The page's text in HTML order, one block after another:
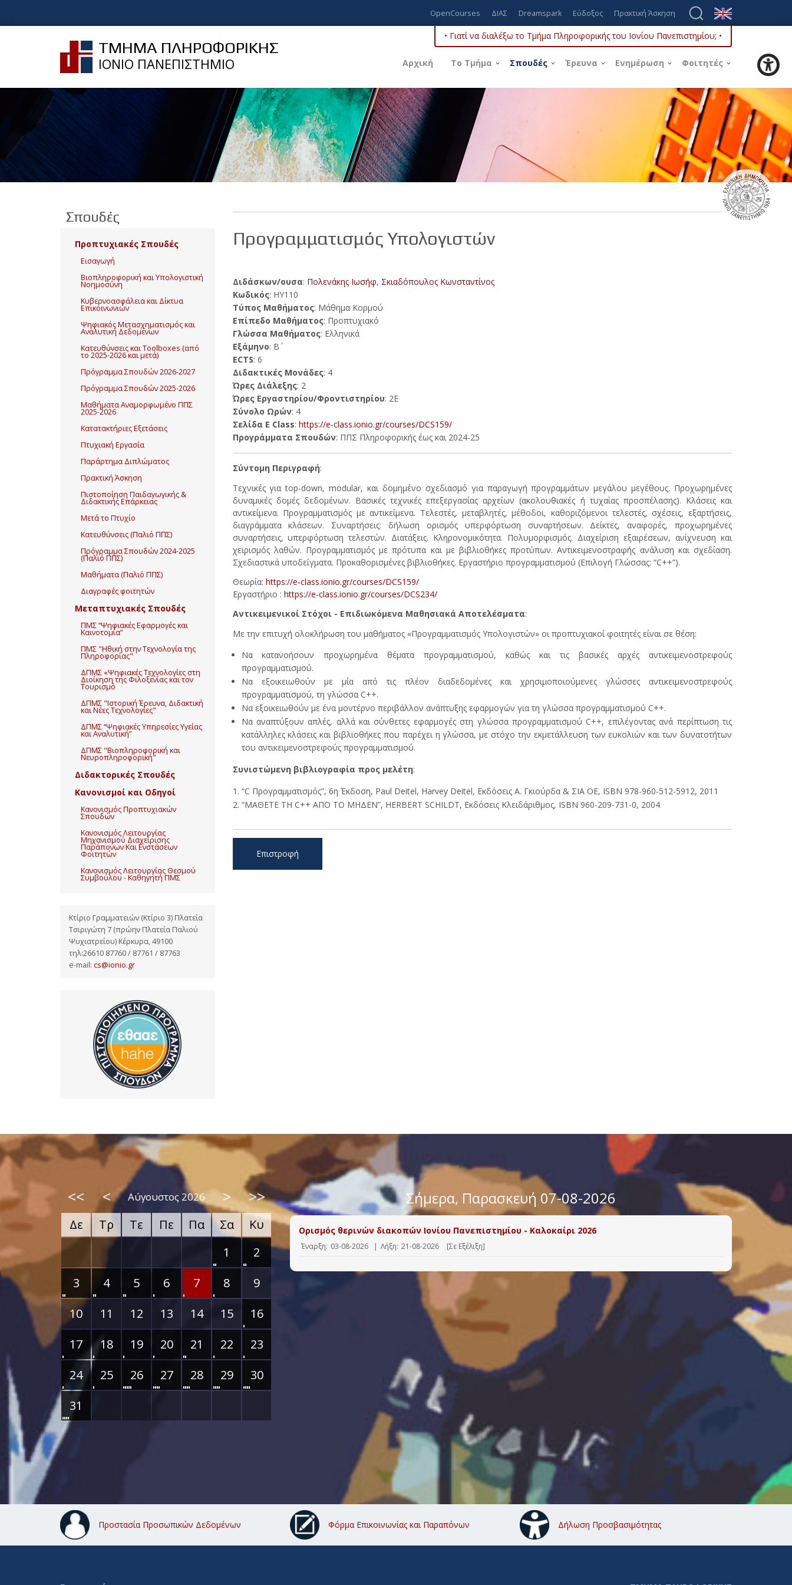
OpenCourses ΔΙΑΣ Dreamspark Εύδοξος Πρακτική Άσκηση
ΤΜΗΜΑ ΠΛΗΡΟΦΟΡΙΚΗΣ
ΙΟΝΙΟ ΠΑΝΕΠΙΣΤΗΜΙΟ
• Γιατί να διαλέξω το Τμήμα Πληροφορικής του Ιονίου Πανεπιστημίου; •
Αρχική Το Τμήμα Σπουδές Έρευνα Ενημέρωση Φοιτητές
Προγραμματισμός Υπολογιστών
Διδάσκων/ουσα: Πολενάκης Ιωσήφ, Σκιαδόπουλος Κωνσταντίνος
Κωδικός: ΗΥ110
Τύπος Μαθήματος: Μάθημα Κορμού
Επίπεδο Μαθήματος: Προπτυχιακό
Γλώσσα Μαθήματος: Ελληνικά
Εξάμηνο: Β΄
ECTS: 6
Διδακτικές Μονάδες: 4
Ώρες Διάλεξης: 2
Ώρες Εργαστηρίου/Φροντιστηρίου: 2Ε
Σύνολο Ωρών: 4
Σελίδα E Class: https://e-class.ionio.gr/courses/DCS159/
Προγράμματα Σπουδών: ΠΠΣ Πληροφορικής έως και 2024-25
Σύντομη Περιγραφή:
Τεχνικές για top-down, modular, και δομημένο σχεδιασμό για παραγωγή προγραμμάτων μεγάλου μεγέθους. Προχωρημένες
δυναμικές δομές δεδομένων. Βασικές τεχνικές επεξεργασίας αρχείων (ακολουθιακές ή τυχαίας προσπέλασης). Κλάσεις και
αντικείμενα. Προγραμματισμός με αντικείμενα. Τελεστές, μεταβλητές, μέθοδοι, καθοριζόμενοι τελεστές, σχέσεις, εξαρτήσεις,
διαγράμματα κλάσεων. Συναρτήσεις: δήλωση ορισμός υπερφόρτωση συναρτήσεων. Δείκτες, αναφορές, προχωρημένες
συναρτήσεις, υπερφόρτωση τελεστών. Διατάξεις. Κληρονομικότητα. Πολυμορφισμός. Διαχείριση εξαιρέσεων, ανίχνευση και
χειρισμός λαθών. Προγραμματισμός με πρότυπα και με βιβλιοθήκες προτύπων. Αντικειμενοστραφής ανάλυση και σχεδίαση.
Σχεδιαστικά υποδείγματα. Προκαθορισμένες βιβλιοθήκες. Εργαστήριο προγραμματισμού (Επιλογή Γλώσσας: “C++”).
Θεωρία: https://e-class.ionio.gr/courses/DCS159/
Εργαστήριο : https://e-class.ionio.gr/courses/DCS234/
Αντικειμενικοί Στόχοι - Επιδιωκόμενα Μαθησιακά Αποτελέσματα:
Με την επιτυχή ολοκλήρωση του μαθήματος «Προγραμματισμός Υπολογιστών» οι προπτυχιακοί φοιτητές είναι σε θέση:
Να κατανοήσουν προχωρημένα θέματα προγραμματισμού, καθώς και τις βασικές αρχές αντικειμενοστρεφούς
προγραμματισμού.
Να εξοικειωθούν με μία από τις πλέον διαδεδομένες και χρησιμοποιούμενες γλώσσες αντικειμενοστρεφούς
προγραμματισμού, τη γλώσσα C++.
Να εξοικειωθούν με ένα μοντέρνο περιβάλλον ανάπτυξης εφαρμογών για τη γλώσσα προγραμματισμού C++.
Να αναπτύξουν απλές, αλλά και σύνθετες εφαρμογές στη γλώσσα προγραμματισμού C++, επιλέγοντας ανά περίπτωση τις
κατάλληλες κλάσεις και βιβλιοθήκες που παρέχει η γλώσσα, με στόχο την εκμετάλλευση των ευκολιών και των δυνατοτήτων
του αντικειμενοστρεφούς προγραμματισμού.
Συνιστώμενη βιβλιογραφία προς μελέτη:
“C Προγραμματισμός”, 6η Έκδοση, Paul Deitel, Harvey Deitel, Εκδόσεις Α. Γκιούρδα & ΣΙΑ ΟΕ, ISBN 978-960-512-5912, 2011
“ΜΑΘΕΤΕ ΤΗ C++ ΑΠΟ ΤΟ ΜΗΔΕΝ”, HERBERT SCHILDT, Εκδόσεις Κλειδάριθμος, ISBN 960-209-731-0, 2004
Επιστροφή
Σπουδές
Προπτυχιακές Σπουδές
Εισαγωγή
Βιοπληροφορική και Υπολογιστική
Νοημοσύνη
Κυβερνοασφάλεια και Δίκτυα
Επικοινωνιών
Ψηφιακός Μετασχηματισμός και
Αναλυτική Δεδομένων
Κατευθύνσεις και Toolboxes (από
το 2025-2026 και μετά)
Πρόγραμμα Σπουδών 2026-2027
Πρόγραμμα Σπουδών 2025-2026
Μαθήματα Αναμορφωμένο ΠΠΣ
2025-2026
Κατατακτήριες Εξετάσεις
Πτυχιακή Εργασία
Παράρτημα Διπλώματος
Πρακτική Άσκηση
Πιστοποίηση Παιδαγωγικής &
Διδακτικής Επάρκειας
Μετά το Πτυχίο
Κατευθύνσεις (Παλιό ΠΠΣ)
Πρόγραμμα Σπουδών 2024-2025
(Παλιό ΠΠΣ)
Μαθήματα (Παλιό ΠΠΣ)
Διαγραφές φοιτητών
Μεταπτυχιακές Σπουδές
ΠΜΣ “Ψηφιακές Εφαρμογές και
Καινοτομία”
ΠΜΣ "Ηθική στην Τεχνολογία της
Πληροφορίας"
ΔΠΜΣ «Ψηφιακές Τεχνολογίες στη
Διοίκηση της Φιλοξενίας και τον
Τουρισμό
ΔΠΜΣ "Ιστορική Έρευνα, Διδακτική
και Νέες Τεχνολογίες"
ΔΠΜΣ “Ψηφιακές Υπηρεσίες Υγείας
και Αναλυτική”
ΔΠΜΣ "Βιοπληροφορική και
Νευροπληροφορική"
Διδακτορικές Σπουδές
Κανονισμοί και Οδηγοί
Κανονισμός Προπτυχιακών
Σπουδών
Κανονισμός Λειτουργίας
Μηχανισμού Διαχείρισης
Παράπονων Και Ενστάσεων
Φοιτητών
Κανονισμός Λειτουργίας Θεσμού
Συμβούλου - Καθηγητή ΠΜΣ
Κτίριο Γραμματειών (Κτίριο 3) Πλατεία
Τσιριγώτη 7 (πρώην Πλατεία Παλιού
Ψυχιατρείου) Κέρκυρα, 49100
τηλ:26610 87760 / 87761 / 87763
e-mail: cs@ionio.gr
<< < Αύγουστος 2026 > >>
Δε Τρ Τε Πε Πα Σα
Κυ
1
2
3
4 5 6 7 8
9
10
11 12 13 14 15
16
17
18 19 20 21 22
23
24
25 26 27 28 29
30
31
Σήμερα, Παρασκευή 07-08-2026
Ορισμός θερινών διακοπών Ιονίου Πανεπιστημίου - Καλοκαίρι 2026
Έναρξη: 03-08-2026 | Λήξη: 21-08-2026 [Σε Εξέλιξη]
Προστασία Προσωπικών Δεδομένων Φόρμα Επικοινωνίας και Παραπόνων Δήλωση Προσβασιμότητας